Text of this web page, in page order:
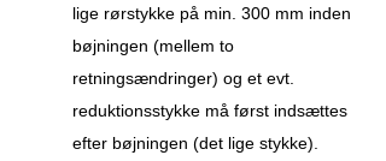
lige rørstykke på min. 300 mm inden
bøjningen (mellem to
retningsændringer) og et evt.
reduktionsstykke må først indsættes
efter bøjningen (det lige stykke).